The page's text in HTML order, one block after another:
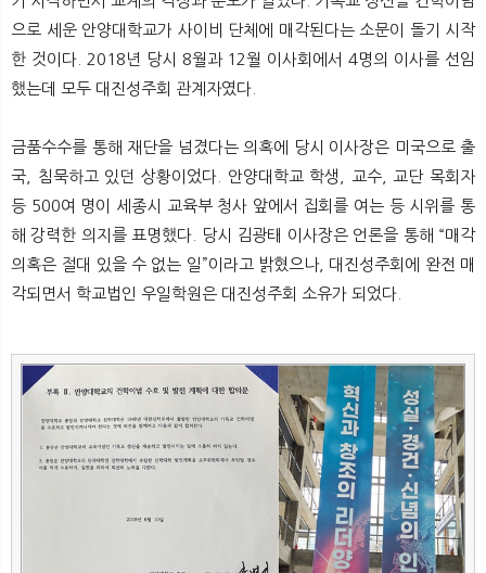
으로 세운 안양대학교가 사이비 단체에 매각된다는 소문이 돌기 시작
한 것이다. 2018년 당시 8월과 12월 이사회에서 4명의 이사를 선임
했는데 모두 대진성주회 관계자였다.
금품수수를 통해 재단을 넘겼다는 의혹에 당시 이사장은 미국으로 출
국, 침묵하고 있던 상황이었다. 안양대학교 학생, 교수, 교단 목회자
등 500여 명이 세종시 교육부 청사 앞에서 집회를 여는 등 시위를 통
해 강력한 의지를 표명했다. 당시 김광태 이사장은 언론을 통해 “매각
의혹은 절대 있을 수 없는 일”이라고 밝혔으나, 대진성주회에 완전 매
각되면서 학교법인 우일학원은 대진성주회 소유가 되었다.